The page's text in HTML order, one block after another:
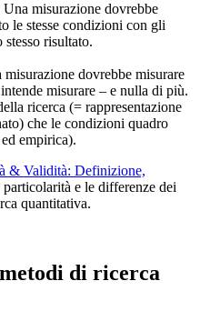
Una misurazione dovrebbe
le stesse condizioni con gli
stesso risultato.
misurazione dovrebbe misurare
misurare – e nulla di più.
ricerca (= rappresentazione
che le condizioni quadro
empirica).
& Validità: Definizione,
e le differenze dei
quantitativa.
di ricerca